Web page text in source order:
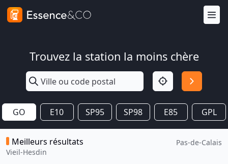
Trouvez la station la moins chère
GO E10 SP95 SP98 E85 GPL
Meilleurs résultats
Vieil-Hesdin
Pas-de-Calais